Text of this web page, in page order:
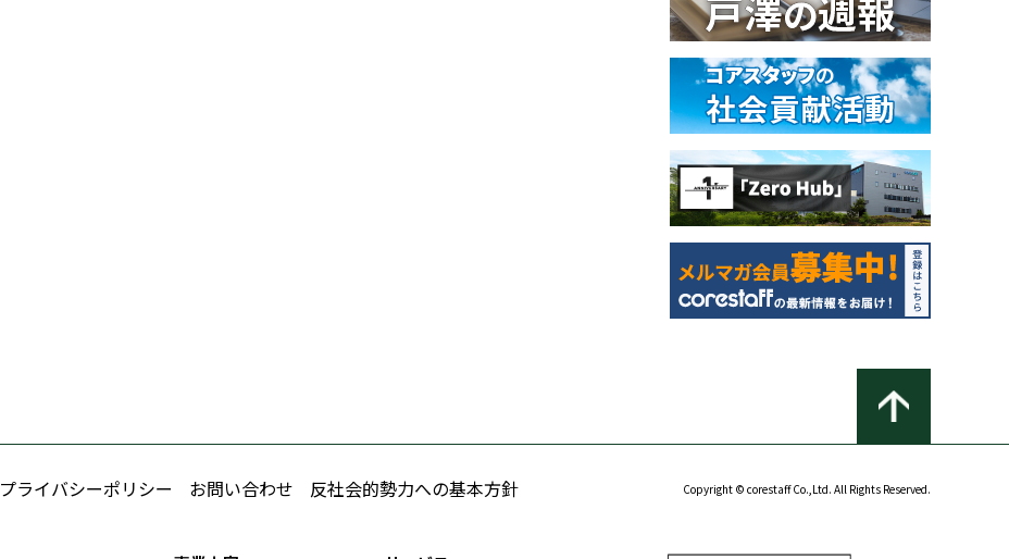
プライバシーポリシー お問い合わせ 反社会的勢力への基本方針 Copyright © corestaff Co.,Ltd. All Rights Reserved.